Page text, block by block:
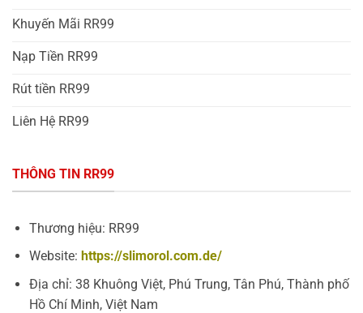
Khuyến Mãi RR99
Nạp Tiền RR99
Rút tiền RR99
Liên Hệ RR99
THÔNG TIN RR99
Thương hiệu: RR99
Website: https://slimorol.com.de/
Địa chỉ: 38 Khuông Việt, Phú Trung, Tân Phú, Thành phố
Hồ Chí Minh, Việt Nam